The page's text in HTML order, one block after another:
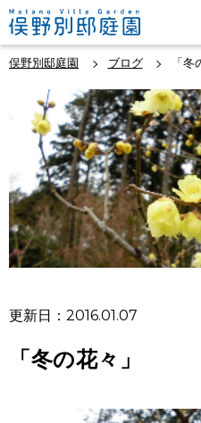
俣野別邸庭園 ブログ 「冬
更新日：2016.01.07
「冬の花々」